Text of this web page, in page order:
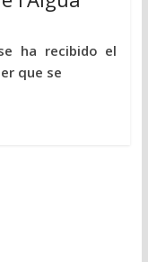
ha recibido el
que se